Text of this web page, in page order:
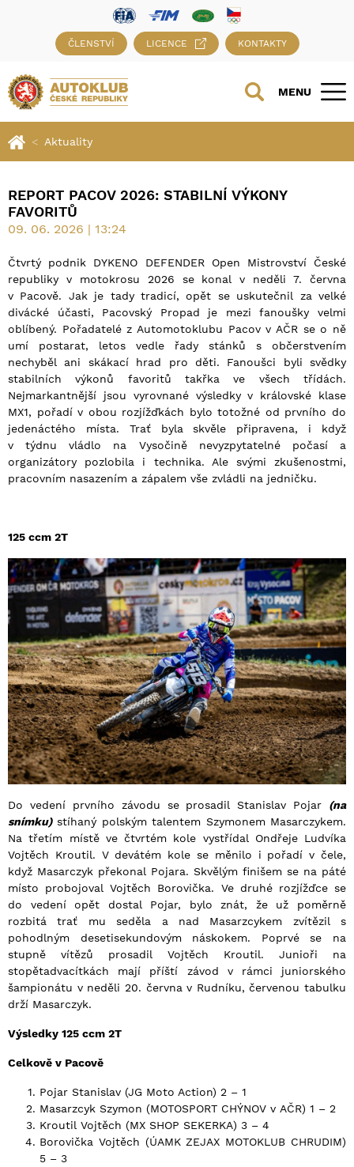
ČLENSTVÍ LICENCE KONTAKTY
MENU
Aktuality
REPORT PACOV 2026: STABILNÍ VÝKONY
FAVORITŮ
09. 06. 2026 | 13:24
Čtvrtý podnik DYKENO DEFENDER Open Mistrovství České
republiky v motokrosu 2026 se konal v neděli 7. června
v Pacově. Jak je tady tradicí, opět se uskutečnil za velké
divácké účasti, Pacovský Propad je mezi fanoušky velmi
oblíbený. Pořadatelé z Automotoklubu Pacov v AČR se o ně
umí postarat, letos vedle řady stánků s občerstvením
nechyběl ani skákací hrad pro děti. Fanoušci byli svědky
stabilních výkonů favoritů takřka ve všech třídách.
Nejmarkantnější jsou vyrovnané výsledky v královské klase
MX1, pořadí v obou rozjížďkách bylo totožné od prvního do
jedenáctého místa. Trať byla skvěle připravena, i když
v týdnu vládlo na Vysočině nevyzpytatelné počasí a
organizátory pozlobila i technika. Ale svými zkušenostmi,
pracovním nasazením a zápalem vše zvládli na jedničku.
125 ccm 2T
Do vedení prvního závodu se prosadil Stanislav Pojar (na
snímku) stíhaný polským talentem Szymonem Masarczykem.
Na třetím místě ve čtvrtém kole vystřídal Ondřeje Ludvíka
Vojtěch Kroutil. V devátém kole se měnilo i pořadí v čele,
když Masarczyk překonal Pojara. Skvělým finišem se na páté
místo probojoval Vojtěch Borovička. Ve druhé rozjížďce se
do vedení opět dostal Pojar, bylo znát, že už poměrně
rozbitá trať mu seděla a nad Masarzcykem zvítězil s
pohodlným desetisekundovým náskokem. Poprvé se na
stupně vítězů prosadil Vojtěch Kroutil. Junioři na
stopětadvacítkách mají příští závod v rámci juniorského
šampionátu v neděli 20. června v Rudníku, červenou tabulku
drží Masarczyk.
Výsledky 125 ccm 2T
Celkově v Pacově
Pojar Stanislav (JG Moto Action) 2 – 1
Masarzcyk Szymon (MOTOSPORT CHÝNOV v AČR) 1 – 2
Kroutil Vojtěch (MX SHOP SEKERKA) 3 – 4
Borovička Vojtěch (ÚAMK ZEJAX MOTOKLUB CHRUDIM)
5 – 3